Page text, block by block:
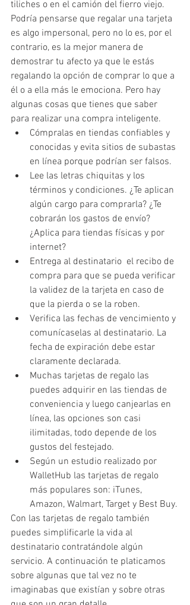
tiliches o en el camión del fierro viejo.
Podría pensarse que regalar una tarjeta
es algo impersonal, pero no lo es, por el
contrario, es la mejor manera de
demostrar tu afecto ya que le estás
regalando la opción de comprar lo que a
él o a ella más le emociona. Pero hay
algunas cosas que tienes que saber
para realizar una compra inteligente.
Cómpralas en tiendas confiables y
conocidas y evita sitios de subastas
en línea porque podrían ser falsos.
Lee las letras chiquitas y los
términos y condiciones. ¿Te aplican
algún cargo para comprarla? ¿Te
cobrarán los gastos de envío?
¿Aplica para tiendas físicas y por
internet?
Entrega al destinatario  el recibo de
compra para que se pueda verificar
la validez de la tarjeta en caso de
que la pierda o se la roben.
Verifica las fechas de vencimiento y
comunícaselas al destinatario. La
fecha de expiración debe estar
claramente declarada.
Muchas tarjetas de regalo las
puedes adquirir en las tiendas de
conveniencia y luego canjearlas en
línea, las opciones son casi
ilimitadas, todo depende de los
gustos del festejado.
Según un estudio realizado por
WalletHub las tarjetas de regalo
más populares son: iTunes,
Amazon, Walmart, Target y Best Buy.
Con las tarjetas de regalo también
puedes simplificarle la vida al
destinatario contratándole algún
servicio. A continuación te platicamos
sobre algunas que tal vez no te
imaginabas que existían y sobre otras